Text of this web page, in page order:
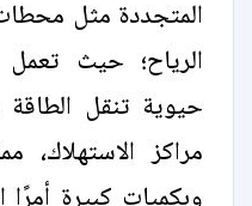
المتجددة مثل
الرياح؛ حيث تعمل
حيوية تنقل
مراكز الاستهلاك،